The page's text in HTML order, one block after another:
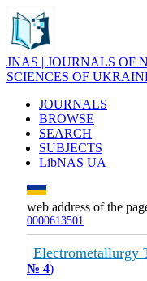
JNAS | JOURNALS OF
SCIENCES OF
JOURNALS
BROWSE
SEARCH
SUBJECTS
LibNAS UA
web address of the
0000613501
Electrometallurgy
№ 4)